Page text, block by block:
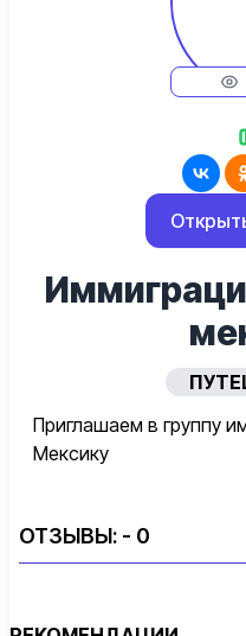
Приглашаем в группу
Мексику
ОТЗЫВЫ: - 0